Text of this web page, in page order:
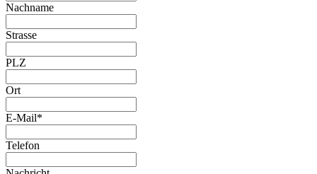
Nachname
Strasse
PLZ
Ort
E-Mail*
Telefon